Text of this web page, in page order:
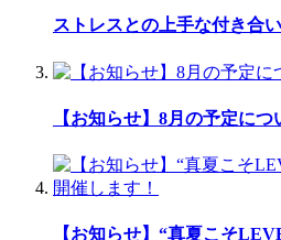
ストレスとの上手な付き合
【お知らせ】8月の予定につ
【お知らせ】“真夏こそ